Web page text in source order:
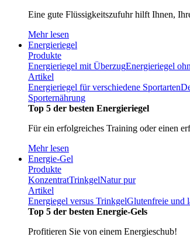
Eine gute Flüssigkeitszufuhr hilft Ihnen,
Mehr lesen
Energieriegel
Produkte
Energieriegel mit ÜberzugEnergieriegel
Artikel
Energieriegel für verschiedene Sportarten
Sporternährung
Top 5 der besten Energieriegel
Für ein erfolgreiches Training oder einen
Mehr lesen
Energie-Gel
Produkte
KonzentratTrinkgelNatur pur
Artikel
Energiegel versus TrinkgelGlutenfreie und
Top 5 der besten Energie-Gels
Profitieren Sie von einem Energieschub!